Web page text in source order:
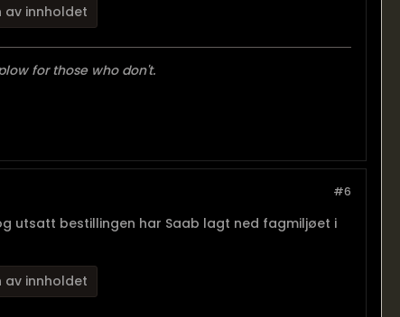
av innholdet
for those who don't.
#6
utsatt bestillingen har Saab lagt ned fagmiljøet i
av innholdet